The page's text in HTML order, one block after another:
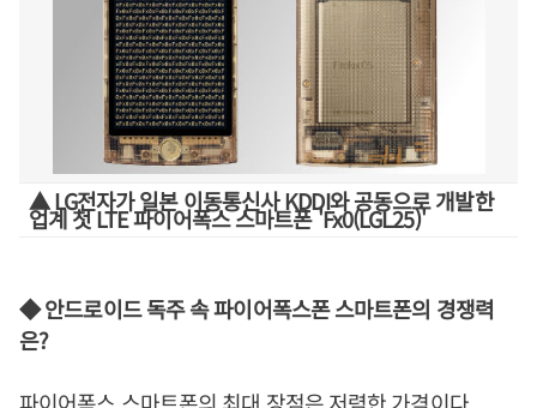
▲ LG전자가 일본 이동통신사 KDDI와 공동으로 개발한
업계 첫 LTE 파이어폭스 스마트폰 'Fx0(LGL25)'
◆ 안드로이드 독주 속 파이어폭스폰 스마트폰의 경쟁력
은?